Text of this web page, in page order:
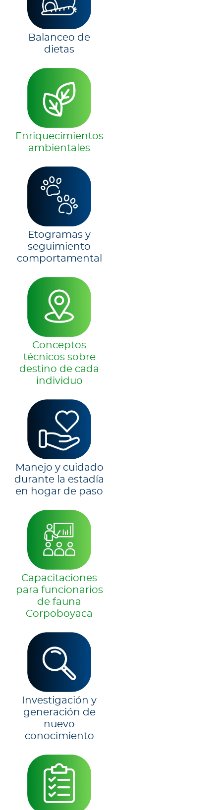
Balanceo de
dietas
Enriquecimientos
ambientales
Etogramas y
seguimiento
comportamental
Conceptos
técnicos sobre
destino de cada
individuo
Manejo y cuidado
durante la estadía
en hogar de paso
Capacitaciones
para funcionarios
de fauna
Corpoboyaca
Investigación y
generación de
nuevo
conocimiento